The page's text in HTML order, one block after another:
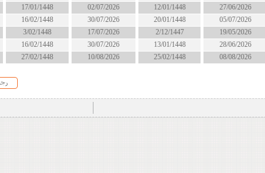
12/01/1448
20/01/1448
2/12/1447
13/01/1448
25/02/1448
02/07/2026
30/07/2026
17/07/2026
30/07/2026
10/08/2026
17/01/1448
16/02/1448
3/02/1448
16/02/1448
27/02/1448